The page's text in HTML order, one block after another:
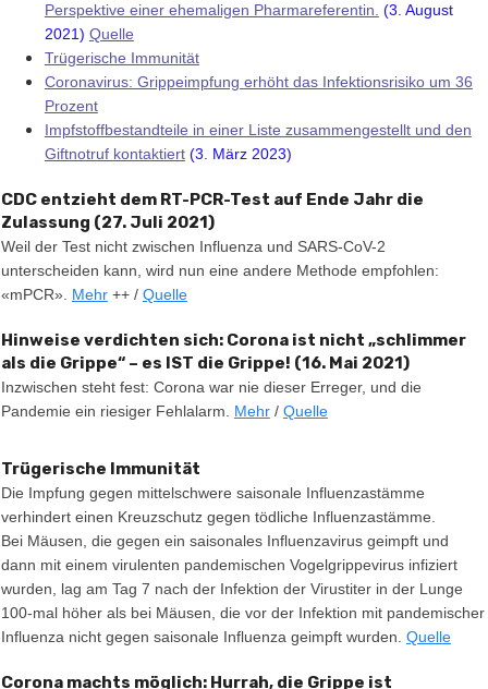
Perspektive einer ehemaligen Pharmareferentin. (3. August
2021) Quelle
Trügerische Immunität
Coronavirus: Grippeimpfung erhöht das Infektionsrisiko um 36
Prozent
Impfstoffbestandteile in einer Liste zusammengestellt und den
Giftnotruf kontaktiert(3. März 2023)
CDC entzieht dem RT-PCR-Test auf Ende Jahr die
Zulassung (27. Juli 2021)
Weil der Test nicht zwischen Influenza und SARS-CoV-2
unterscheiden kann, wird nun eine andere Methode empfohlen:
«mPCR». Mehr++ / Quelle
Hinweise verdichten sich: Corona ist nicht „schlimmer
als die Grippe“ – es IST die Grippe! (16. Mai 2021)
Inzwischen steht fest: Corona war nie dieser Erreger, und die
Pandemie ein riesiger Fehlalarm. Mehr/ Quelle
Trügerische Immunität
Die Impfung gegen mittelschwere saisonale Influenzastämme
verhindert einen Kreuzschutz gegen tödliche Influenzastämme.
Bei Mäusen, die gegen ein saisonales Influenzavirus geimpft und
dann mit einem virulenten pandemischen Vogelgrippevirus infiziert
wurden, lag am Tag 7 nach der Infektion der Virustiter in der Lunge
100-mal höher als bei Mäusen, die vor der Infektion mit pandemischer
Influenza nicht gegen saisonale Influenza geimpft wurden. Quelle
Corona machts möglich: Hurrah, die Grippe ist